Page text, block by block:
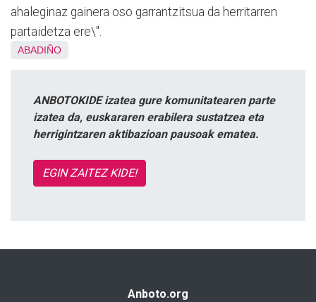
ahaleginaz gainera oso garrantzitsua da herritarren
partaidetza ere\".
ABADIÑO
ANBOTOKIDE izatea gure komunitatearen parte
izatea da, euskararen erabilera sustatzea eta
herrigintzaren aktibazioan pausoak ematea.
EGIN ZAITEZ KIDE!
Anboto.org